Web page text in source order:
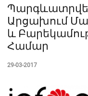
Արցախում
և
Համար
29-03-2017